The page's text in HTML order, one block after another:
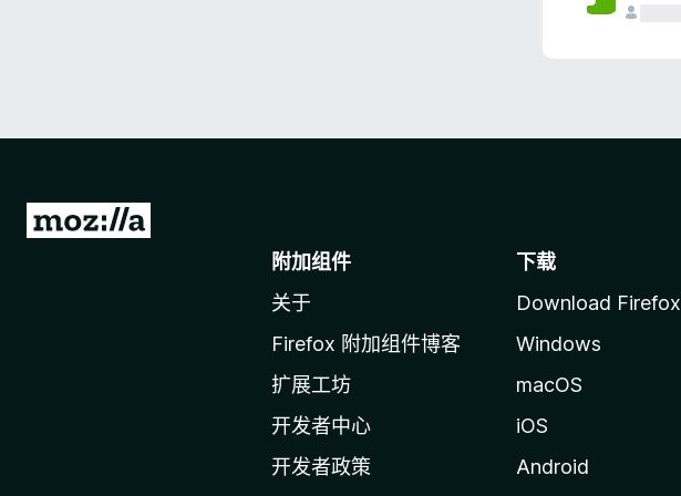
转
附加组件
关于
Firefox 附加组件博客
扩展工坊
开发者中心
开发者政策
下载
Download Firefox
Windows
macOS
iOS
Android